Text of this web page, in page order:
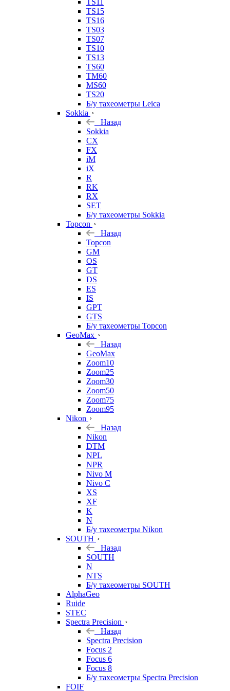
TS11
TS15
TS16
TS03
TS07
TS10
TS13
TS60
TM60
MS60
TS20
Б/у тахеометры Leica
Sokkia
Назад
Sokkia
CX
FX
iM
iX
R
RK
RX
SET
Б/у тахеометры Sokkia
Topcon
Назад
Topcon
GM
OS
GT
DS
ES
IS
GPT
GTS
Б/у тахеометры Topcon
GeoMax
Назад
GeoMax
Zoom10
Zoom25
Zoom30
Zoom50
Zoom75
Zoom95
Nikon
Назад
Nikon
DTM
NPL
NPR
Nivo M
Nivo C
XS
XF
K
N
Б/у тахеометры Nikon
SOUTH
Назад
SOUTH
N
NTS
Б/у тахеометры SOUTH
AlphaGeo
Ruide
STEC
Spectra Precision
Назад
Spectra Precision
Focus 2
Focus 6
Focus 8
Б/у тахеометры Spectra Precision
FOIF